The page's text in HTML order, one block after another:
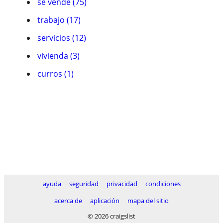
trabajo (17)
servicios (12)
vivienda (3)
curros (1)
ayuda seguridad privacidad
condiciones
acerca de
aplicación
mapa del sitio
© 2026 craigslist